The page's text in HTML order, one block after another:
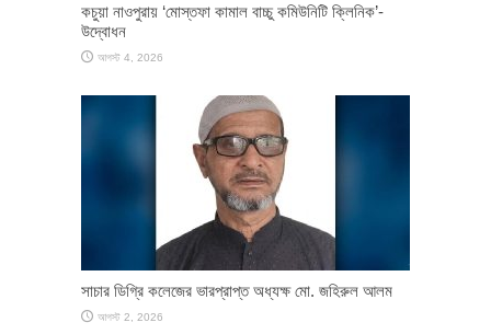
কচুয়া নাওপুরায় ‘মোস্তফা কামাল বাচ্চু কমিউনিটি ক্লিনিক’-
উদ্বোধন
আগস্ট 4, 2026
সাচার ডিগ্রি কলেজের ভারপ্রাপ্ত অধ্যক্ষ মো. জহিরুল আলম
আগস্ট 2, 2026